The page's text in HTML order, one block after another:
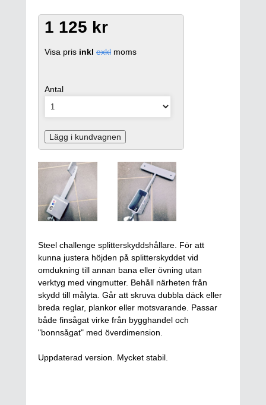
1 125 kr
Visa pris inkl exkl moms
Antal
Lägg i kundvagnen
Steel challenge splitterskyddshållare. För att
kunna justera höjden på splitterskyddet vid
omdukning till annan bana eller övning utan
verktyg med vingmutter. Behåll närheten från
skydd till målyta. Går att skruva dubbla däck eller
breda reglar, plankor eller motsvarande. Passar
både finsågat virke från bygghandel och
"bonnsågat" med överdimension.
Uppdaterad version. Mycket stabil.